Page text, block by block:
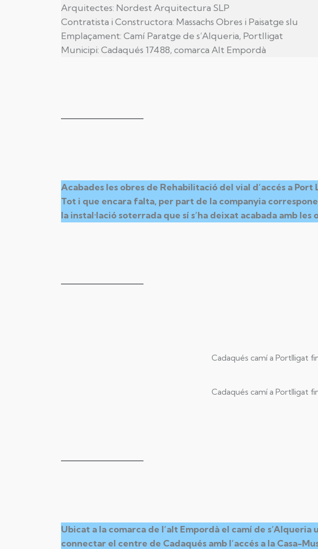
Arquitectes: Nordest Arquitectura SLP
Contratista i Constructora: Massachs Obres i Paisatge slu
Emplaçament: Camí Paratge de s’Alqueria, Portlligat
Municipi: Cadaqués 17488, comarca Alt Empordà
Acabades les obres de Rehabilitació del vial d’accés a
Tot i que encara falta, per part de la companyia
la instal·lació soterrada que sí s’ha deixat acabada amb les
Cadaqués camí a Portlligat
Cadaqués camí a Portlligat
Ubicat a la comarca de l’alt Empordà el camí de
connectar el centre de Cadaqués amb l’accés a la Casa-